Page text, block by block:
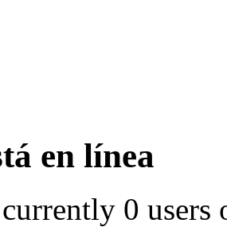
en línea
0 users